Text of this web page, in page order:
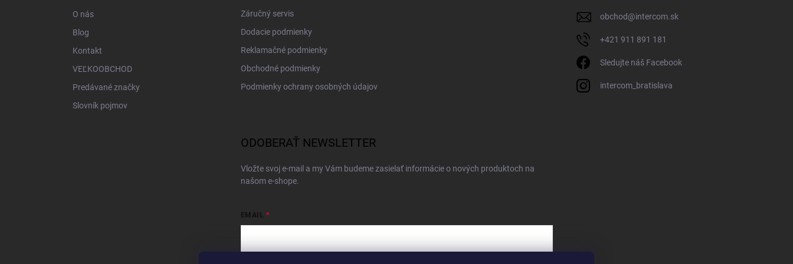
O nás
Blog
Kontakt
VEĽKOOBCHOD
Predávané značky
Slovník pojmov
Záručný servis
Dodacie podmienky
Reklamačné podmienky
Obchodné podmienky
Podmienky ochrany osobných údajov
obchod@intercom.sk
+421 911 891 181
Sledujte náš Facebook
intercom_bratislava
ODOBERAŤ NEWSLETTER
Vložte svoj e-mail a my Vám budeme zasielať informácie o nových produktoch na
našom e-shope.
EMAIL